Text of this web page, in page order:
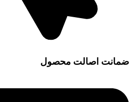
ضمانت اصالت محصول